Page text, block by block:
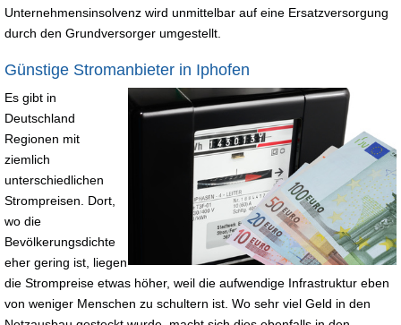
Unternehmensinsolvenz wird unmittelbar auf eine Ersatzversorgung
durch den Grundversorger umgestellt.
Günstige Stromanbieter in Iphofen
Es gibt in
Deutschland
Regionen mit
ziemlich
unterschiedlichen
Strompreisen. Dort,
wo die
Bevölkerungsdichte
eher gering ist, liegen
die Strompreise etwas höher, weil die aufwendige Infrastruktur eben
von weniger Menschen zu schultern ist. Wo sehr viel Geld in den